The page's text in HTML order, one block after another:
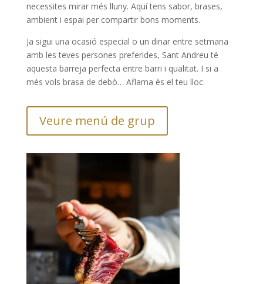
necessites mirar més lluny. Aquí tens sabor, brases,
ambient i espai per compartir bons moments.
Ja sigui una ocasió especial o un dinar entre setmana
amb les teves persones preferides, Sant Andreu té
aquesta barreja perfecta entre barri i qualitat. I si a
més vols brasa de debò… Aflama és el teu lloc.
Veure menú de grup